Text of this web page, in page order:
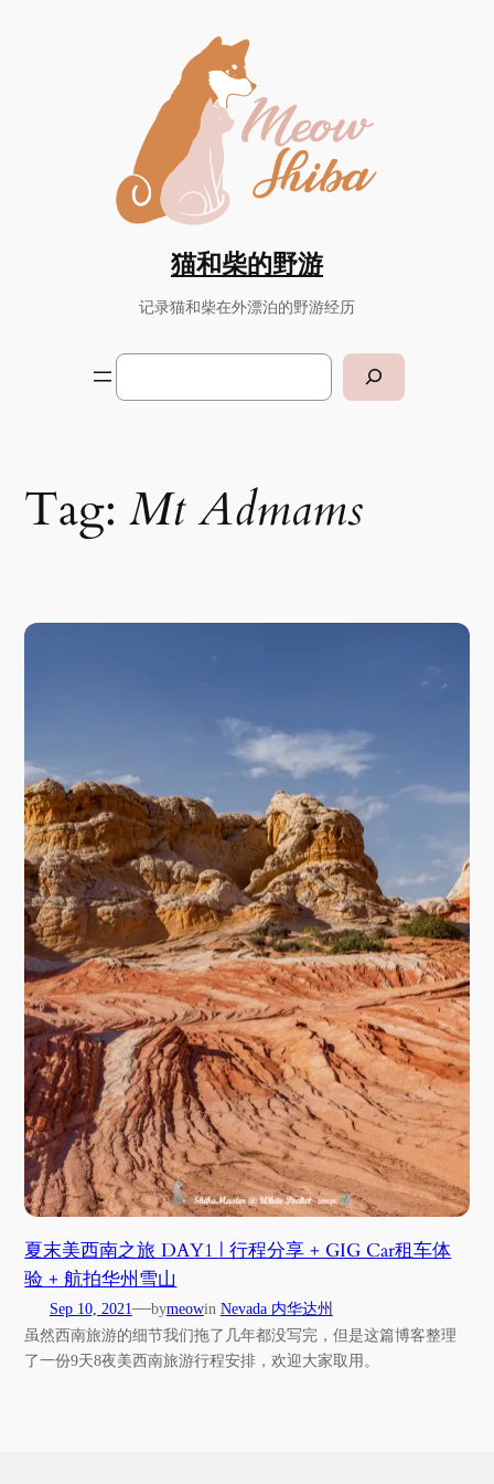
猫和柴的野游
记录猫和柴在外漂泊的野游经历
Search
Tag:Mt Admams
夏末美西南之旅 DAY1 | 行程分享 + GIG Car租车体
验 + 航拍华州雪山
Sep 10, 2021—bymeowin Nevada 内华达州
虽然西南旅游的细节我们拖了几年都没写完，但是这篇博客整理
了一份9天8夜美西南旅游行程安排，欢迎大家取用。